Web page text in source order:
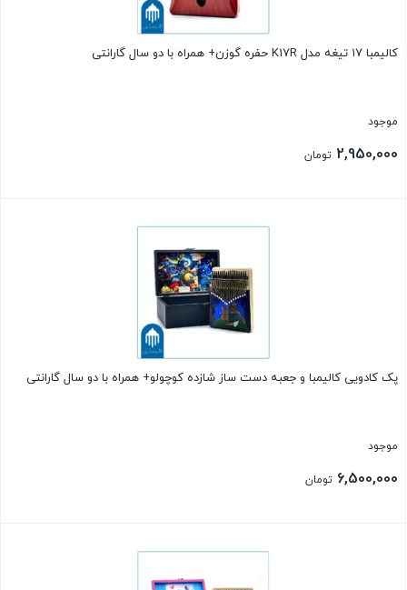
کالیمبا ۱۷ تیغه مدل K17R حفره گوزن+ همراه با دو سال گارانتی
موجود
2,950,000 تومان
پک کادویی کالیمبا و جعبه دست ساز شازده کوچولو+ همراه با دو سال گارانتی
موجود
6,500,000 تومان